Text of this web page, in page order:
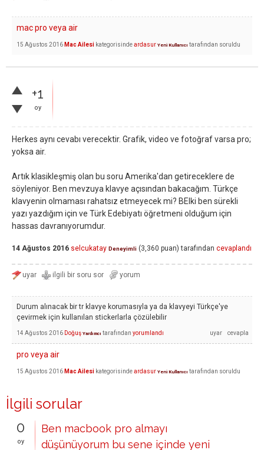
mac pro veya air
15 Ağustos 2016 Mac Ailesi kategorisindeardasur Yeni Kullanıcı tarafından soruldu
+1
oy
Herkes aynı cevabı verecektir. Grafik, video ve fotoğraf varsa pro;
yoksa air.
Artık klasikleşmiş olan bu soru Amerika'dan getireceklere de
söyleniyor. Ben mevzuya klavye açısından bakacağım. Türkçe
klavyenin olmaması rahatsız etmeyecek mi? BElki ben sürekli
yazı yazdığım için ve Türk Edebiyatı öğretmeni olduğum için
hassas davranıyorumdur.
14 Ağustos 2016 selcukatay Deneyimli (3,360 puan) tarafından cevaplandı
Durum alınacak bir tr klavye korumasıyla ya da klavyeyi Türkçe'ye
çevirmek için kullanılan stickerlarla çözülebilir
14 Ağustos 2016 Doğuş Yardımcı tarafından yorumlandı
pro veya air
15 Ağustos 2016 Mac Ailesi kategorisindeardasur Yeni Kullanıcı tarafından soruldu
İlgili sorular
0
oy
Ben macbook pro almayı
düşünüyorum bu sene içinde yeni